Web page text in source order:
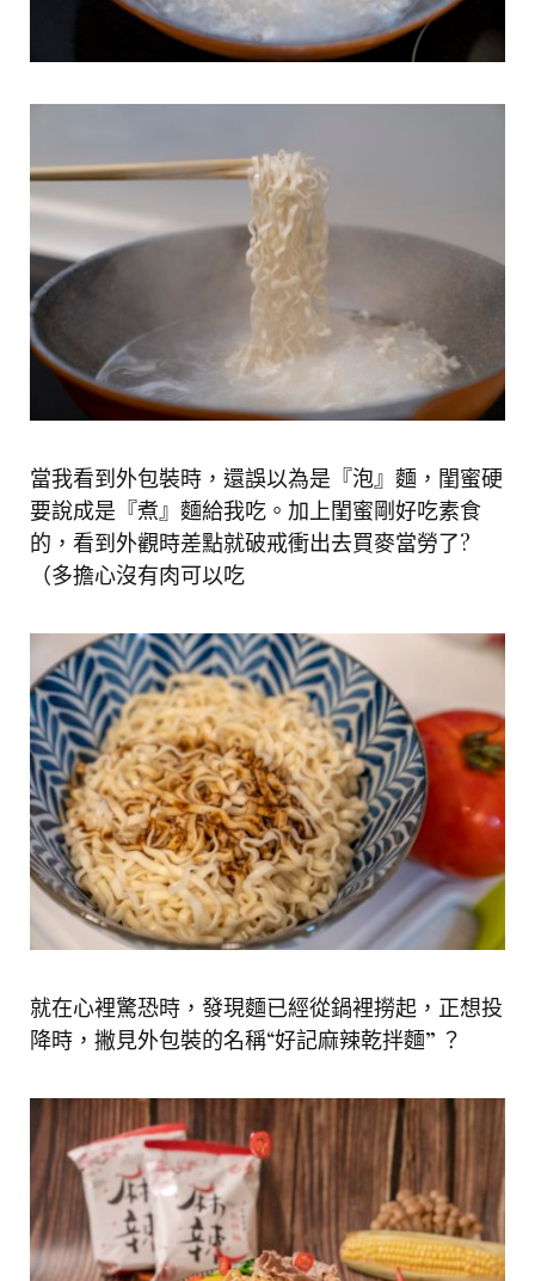
當我看到外包裝時，還誤以為是『泡』麵，閨蜜硬
要說成是『煮』麵給我吃。加上閨蜜剛好吃素食
的，看到外觀時差點就破戒衝出去買麥當勞了?
（多擔心沒有肉可以吃
就在心裡驚恐時，發現麵已經從鍋裡撈起，正想投
降時，撇見外包裝的名稱“好記麻辣乾拌麵” ？